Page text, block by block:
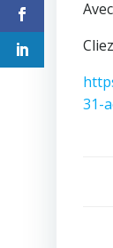
Avec
31-